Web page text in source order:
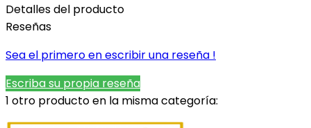
Detalles del producto
Reseñas
Sea el primero en escribir una reseña !
Escriba su propia reseña
1 otro producto en la misma categoría: